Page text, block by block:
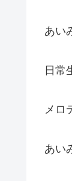
あい
日常
メロ
あい